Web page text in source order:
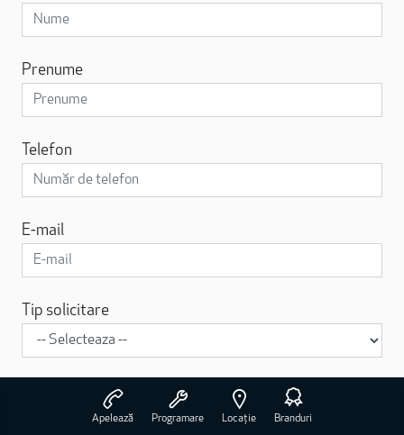
Apelează Programare Locație Branduri
Prenume
Telefon
E-mail
Tip solicitare